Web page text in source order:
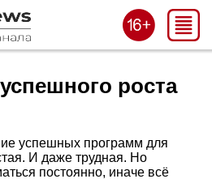
роста
успешных программ для
И даже трудная. Но
постоянно, иначе всё